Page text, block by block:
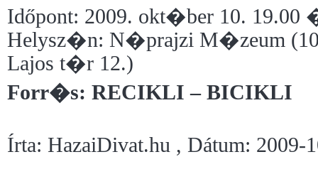
Időpont: 2009. okt�ber 10. 19.00
Helysz�n: N�prajzi M�zeum
Lajos t�r 12.)
Forr�s: RECIKLI – BICIKLI
Írta: HazaiDivat.hu , Dátum: 2009-